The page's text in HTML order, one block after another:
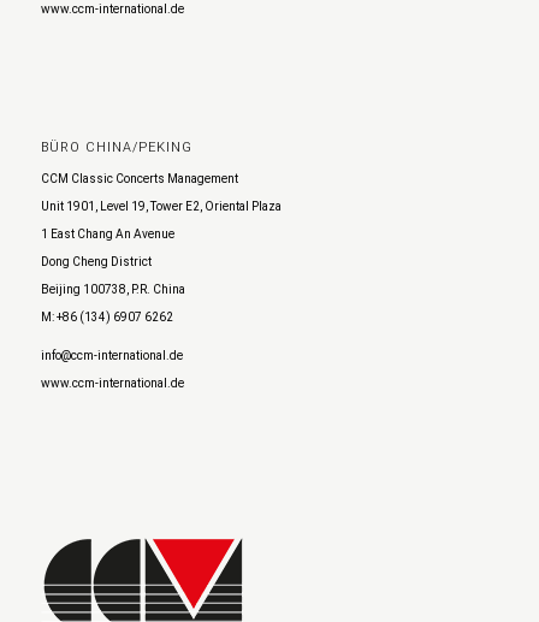
www.ccm-international.de
BÜRO CHINA/PEKING
CCM Classic Concerts Management
Unit 1901, Level 19, Tower E2, Oriental Plaza
1 East Chang An Avenue
Dong Cheng District
Beijing 100738, P.R. China
M: +86 (134) 6907 6262
info@ccm-international.de
www.ccm-international.de